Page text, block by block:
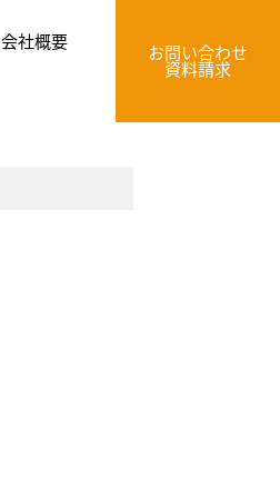
会社概要
お問い合わせ
資料請求